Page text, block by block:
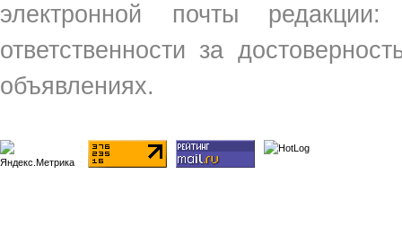
электронной почты
ответственности за
объявлениях.